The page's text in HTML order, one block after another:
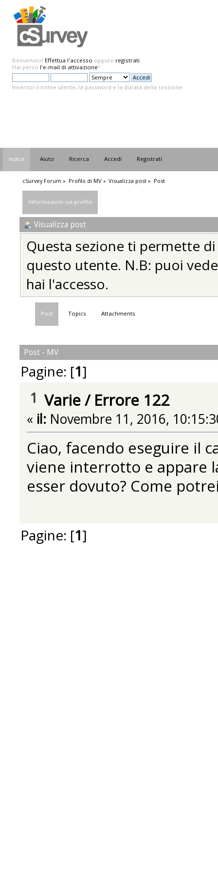
Benvenuto! Effettua l'accesso oppure registrati.
Hai perso l'e-mail di attivazione?
Inserisci il nome utente, la password e la durata della sessione.
Indice Aiuto Ricerca Accedi Registrati
cSurvey Forum » Profilo di MV» Visualizza post » Post
Informazioni sul profilo
Visualizza post
Questa sezione ti permette
questo utente. N.B: puoi
hai l'accesso.
Post Topics Attachments
Post - MV
Pagine: [1]
1 Varie/ Errore 122
« il: Novembre 11, 2016,
Ciao, facendo eseguire il
viene interrotto e appare
esser dovuto? Come
Pagine: [1]